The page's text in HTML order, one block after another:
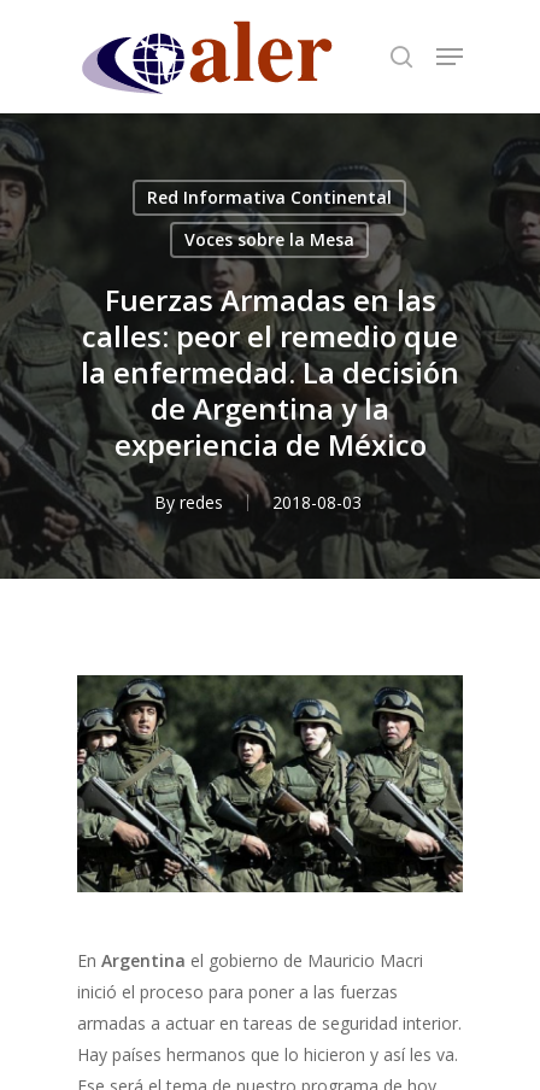
content
Red Informativa Continental
Voces sobre la Mesa
Fuerzas Armadas en las
calles: peor el remedio que
la enfermedad. La decisión
de Argentina y la
experiencia de México
By redes 2018-08-03
En Argentina el gobierno de Mauricio Macri
inició el proceso para poner a las fuerzas
armadas a actuar en tareas de seguridad interior.
Hay países hermanos que lo hicieron y así les va.